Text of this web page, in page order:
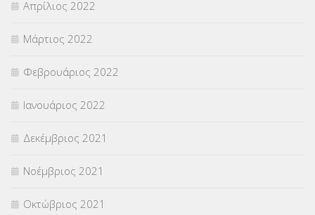
Απρίλιος 2022
Μάρτιος 2022
Φεβρουάριος 2022
Ιανουάριος 2022
Δεκέμβριος 2021
Νοέμβριος 2021
Οκτώβριος 2021